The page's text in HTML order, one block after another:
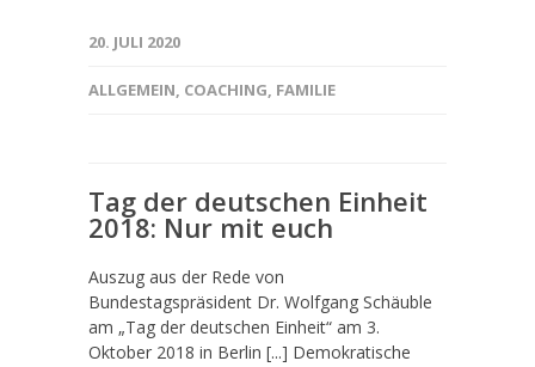
20. JULI 2020
ALLGEMEIN, COACHING, FAMILIE
Tag der deutschen Einheit
2018: Nur mit euch
Auszug aus der Rede von
Bundestagspräsident Dr. Wolfgang Schäuble
am „Tag der deutschen Einheit“ am 3.
Oktober 2018 in Berlin [...] Demokratische